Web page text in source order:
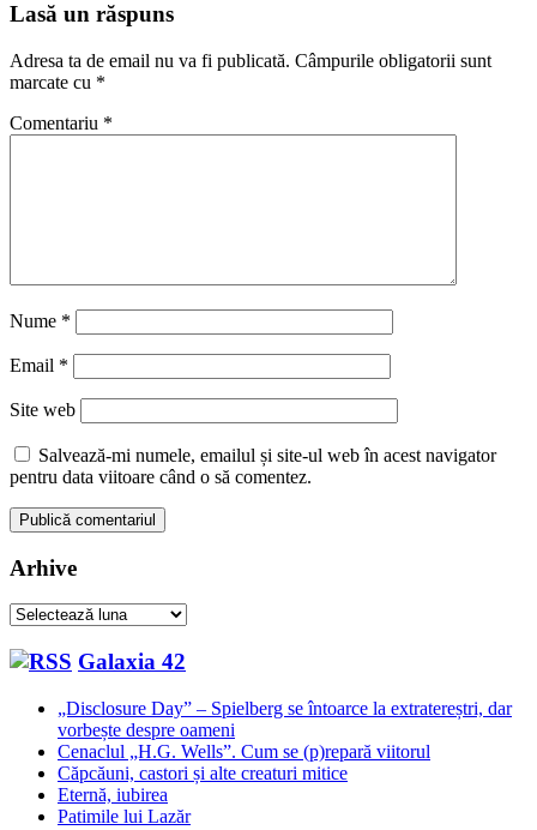
Lasă un răspuns
Adresa ta de email nu va fi publicată. Câmpurile obligatorii sunt
marcate cu *
Comentariu *
Nume *
Email *
Site web
Salvează-mi numele, emailul și site-ul web în acest navigator
pentru data viitoare când o să comentez.
Arhive
Arhive
Galaxia 42
„Disclosure Day” – Spielberg se întoarce la extratereștri, dar
vorbește despre oameni
Cenaclul „H.G. Wells”. Cum se (p)repară viitorul
Căpcăuni, castori și alte creaturi mitice
Eternă, iubirea
Patimile lui Lazăr